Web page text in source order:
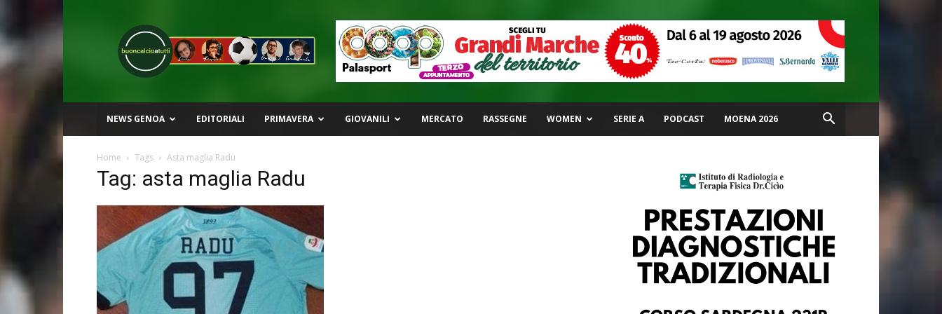
Buon
Calcio
a
Tutti
NEWS GENOA EDITORIALI PRIMAVERA GIOVANILI MERCATO RASSEGNE WOMEN SERIE A PODCAST MOENA 2026
Home Tags Asta maglia Radu
Tag: asta maglia Radu